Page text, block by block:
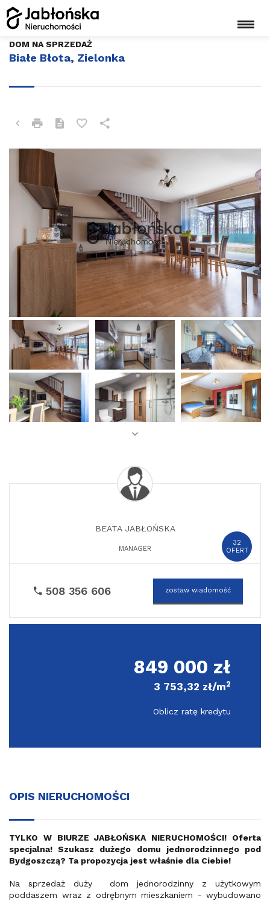
Białe Błota, Zielonka
DOM NA SPRZEDAŻ
32
OFERT
BEATA JABŁOŃSKA
MANAGER
508 356 606 zostaw wiadomość
849 000 zł
3 753,32 zł/m2
Oblicz ratę kredytu
OPIS NIERUCHOMOŚCI
TYLKO W BIURZE JABŁOŃSKA NIERUCHOMOŚCI! Oferta
specjalna! Szukasz dużego domu jednorodzinnego pod
Bydgoszczą? Ta propozycja jest właśnie dla Ciebie!
Na sprzedaż duży dom jednorodzinny z użytkowym
poddaszem wraz z odrębnym mieszkaniem - wybudowano